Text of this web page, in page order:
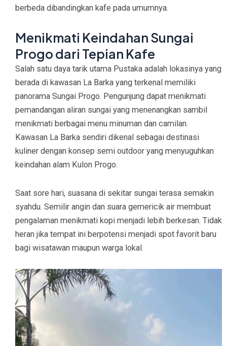
berbeda dibandingkan kafe pada umumnya.
Menikmati Keindahan Sungai
Progo dari Tepian Kafe
Salah satu daya tarik utama Pustaka adalah lokasinya yang
berada di kawasan La Barka yang terkenal memiliki
panorama Sungai Progo. Pengunjung dapat menikmati
pemandangan aliran sungai yang menenangkan sambil
menikmati berbagai menu minuman dan camilan.
Kawasan La Barka sendiri dikenal sebagai destinasi
kuliner dengan konsep semi outdoor yang menyuguhkan
keindahan alam Kulon Progo.
Saat sore hari, suasana di sekitar sungai terasa semakin
syahdu. Semilir angin dan suara gemericik air membuat
pengalaman menikmati kopi menjadi lebih berkesan. Tidak
heran jika tempat ini berpotensi menjadi spot favorit baru
bagi wisatawan maupun warga lokal.